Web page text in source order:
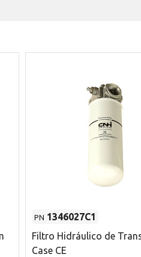
PN 1346027C1
Filtro Hidráulico de
Case CE